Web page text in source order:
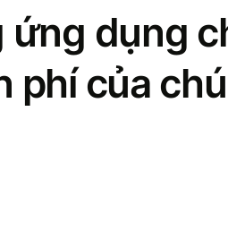
ứng dụng
phí của